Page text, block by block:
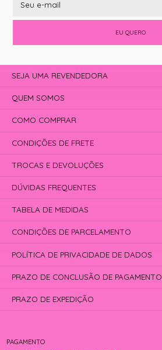
EU QUERO
PAGAMENTO
SEJA UMA REVENDEDORA
QUEM SOMOS
COMO COMPRAR
CONDIÇÕES DE FRETE
TROCAS E DEVOLUÇÕES
DÚVIDAS FREQUENTES
TABELA DE MEDIDAS
CONDIÇÕES DE PARCELAMENTO
POLÍTICA DE PRIVACIDADE DE DADOS
PRAZO DE CONCLUSÃO DE PAGAMENTO
PRAZO DE EXPEDIÇÃO